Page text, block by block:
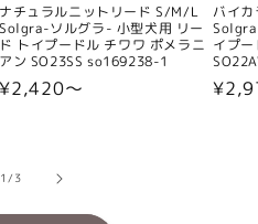
ナチュラルニットリード S/M/L
Solgra-ソルグラ- 小型犬用 リー
ド トイプードル チワワ ポメラニ
アン SO23SS so169238-1
通
格
¥2,420〜
バイ
イプ
通
1/の
3